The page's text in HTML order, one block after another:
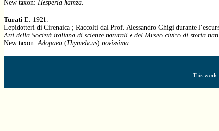
New taxon: Hesperia hamza.
Turati E. 1921.
Lepidotteri di Cirenaica ; Raccolti dal Prof. Alessandro Ghigi durante
Atti della Società italiana di scienze naturali e del Museo civico di storia
New taxon:Adopaea (Thymelicus) novissima.
This work